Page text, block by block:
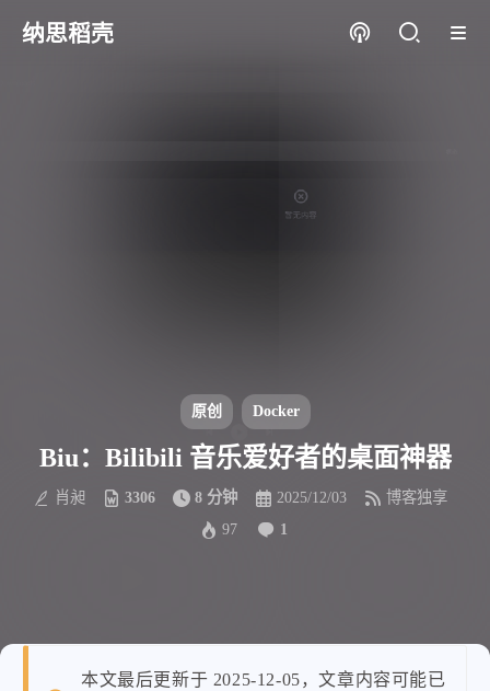
纳思稻壳
原创 Docker
Biu：Bilibili 音乐爱好者的桌面神器
肖昶 3306 8 分钟 2025/12/03
博客独享
97
1
本文最后更新于 2025-12-05，文章内容可能已